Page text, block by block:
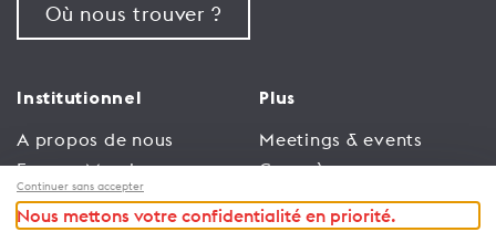
Où nous trouver ?
Institutionnel
A propos de nous
Espace Membres
Emploi
Plus
Meetings & events
Congrès
Trade
Continuer sans accepter
Nous mettons votre confidentialité en priorité.